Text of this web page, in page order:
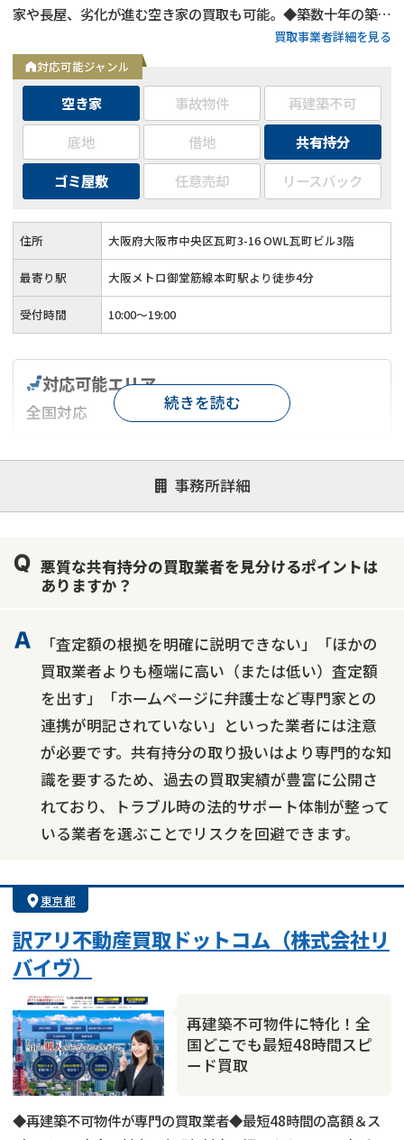
家や長屋、劣化が進む空き家の買取も可能。◆築数十年の築古
物件や心理的瑕疵物件の買取もOK◆お客様第一主義で取り組
む買取
買取事業者詳細を見る
対応可能ジャンル
空き家 事故物件
再建築不可
底地
借地
共有持分
ゴミ屋敷
任意売却 リースバック
住所 大阪府大阪市中央区瓦町3-16 OWL瓦町ビル3階
最寄り駅 大阪メトロ御堂筋線本町駅より徒歩4分
受付時間 10:00～19:00
事務所詳細
対応可能エリア
全国対応
対応が親身 オンライン面談可能
レスポンスが早い
1億円以上の買取可
続きを読む
悪質な共有持分の買取業者を見分けるポイントは
ありますか？
「査定額の根拠を明確に説明できない」「ほかの
買取業者よりも極端に高い（または低い）査定額
を出す」「ホームページに弁護士など専門家との
連携が明記されていない」といった業者には注意
が必要です。共有持分の取り扱いはより専門的な知
識を要するため、過去の買取実績が豊富に公開さ
れており、トラブル時の法的サポート体制が整って
いる業者を選ぶことでリスクを回避できます。
東京都
訳アリ不動産買取ドットコム（株式会社リ
バイヴ）
再建築不可物件に特化！全
国どこでも最短48時間スピ
ード買取
◆再建築不可物件が専門の買取業者◆最短48時間の高額＆ス